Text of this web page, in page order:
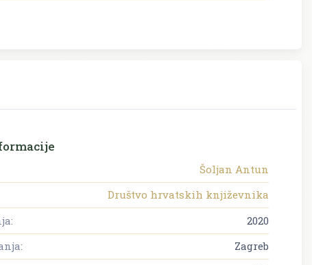
Šoljan Antun
Društvo hrvatskih književnika
2020
Zagreb